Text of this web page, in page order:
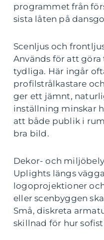
programmet från
sista låten på
Scenljus och
Används för att
tydliga. Här ingår
profilstrålkastare
ger ett jämnt,
inställning minskar
att både publik i
bra bild.
Dekor- och
Uplights längs
logoprojektioner
eller scenbyggen
Små, diskreta
skillnad för hur